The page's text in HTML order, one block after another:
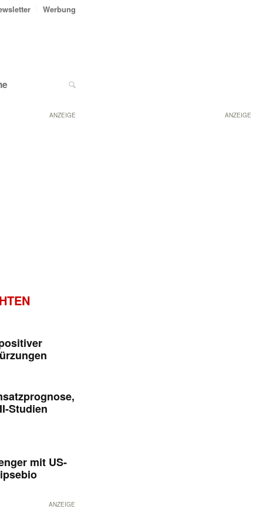
ANZEIGE
Werbung
ANZEIGE
Studien
mit US-
ANZEIGE